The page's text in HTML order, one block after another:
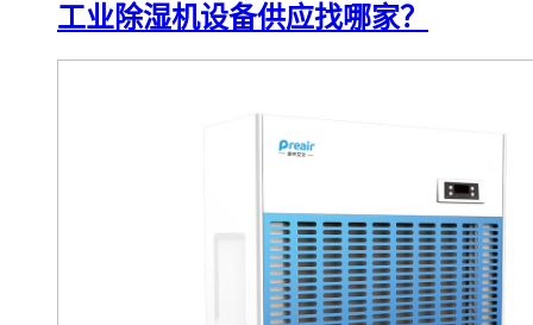
工业除湿机设备供应找哪家？